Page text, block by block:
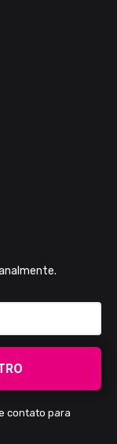
contato para